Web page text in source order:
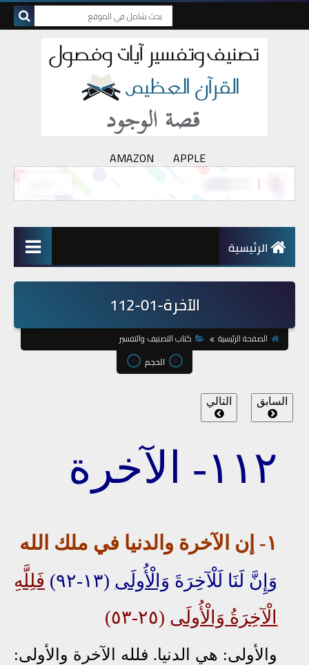
AMAZON APPLE
الرئيسية
الآخرة-01-112
الصفحة الرئيسية
كتاب التصنيف والتفسير
الحجم
السابق التالي
١١٢- ا لآخر ة
١- إن الآخرة والدنيا في ملك الله
وَإِنَّ لَنَا لَلْآخِرَةَ وَالْأُولَى (١٣-٩٢)
فَلِلَّهِ
الْآخِرَةُ وَالْأُولَى (٢٥-٥٣)
والأولى: هي الدنيا. فلله الآخرة والأولى: